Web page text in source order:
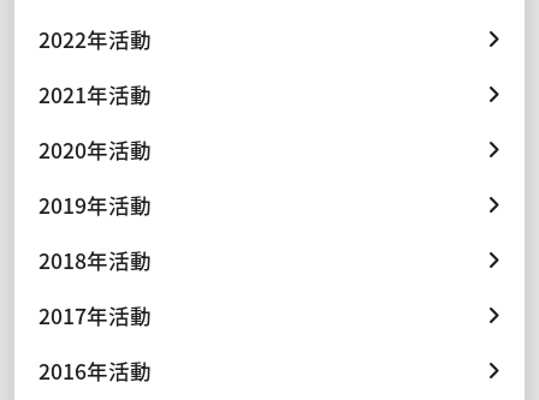
2022年活動
2021年活動
2020年活動
2019年活動
2018年活動
2017年活動
2016年活動